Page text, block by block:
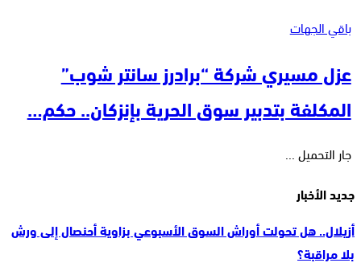
باقي الجهات
عزل مسيري شركة “برادرز سانتر شوب”
المكلفة بتدبير سوق الحرية بإنزكان.. حكم…
جار التحميل ...
جديد الأخبار
أزيلال.. هل تحولت أوراش السوق الأسبوعي بزاوية أحنصال إلى ورش
بلا مراقبة؟